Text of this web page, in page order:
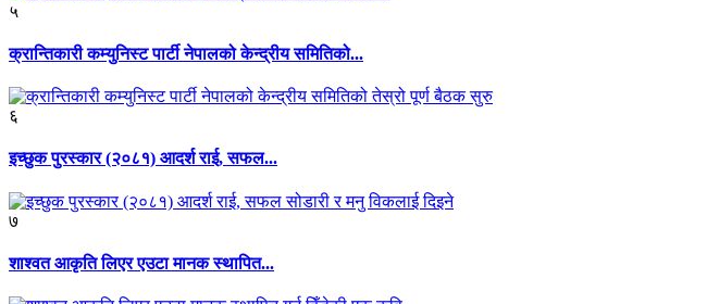
५
क्रान्तिकारी कम्युनिस्ट पार्टी नेपालको केन्द्रीय समितिको...
६
इच्छुक पुरस्कार (२०८१) आदर्श राई, सफल...
७
शाश्वत आकृति लिएर एउटा मानक स्थापित...